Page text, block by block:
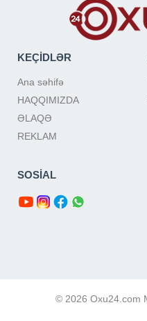
KEÇİDLƏR
Ana səhifə
HAQQIMIZDA
ƏLAQƏ
REKLAM
SOSİAL
© 2026 Oxu24.com